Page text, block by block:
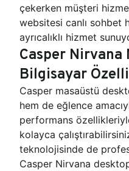
çekerken müşteri
websitesi canlı sohbet
ayrıcalıklı hizmet
Casper Nirvana
Bilgisayar
Casper masaüstü
hem de eğlence
performans
kolayca
teknolojisinde de
Casper Nirvana